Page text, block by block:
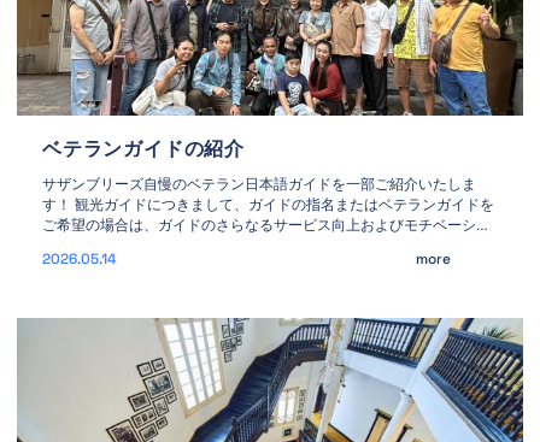
ベテランガイドの紹介
サザンブリーズ自慢のベテラン日本語ガイドを一部ご紹介いたしま
す！ 観光ガイドにつきまして、ガイドの指名またはベテランガイドを
ご希望の場合は、ガイドのさらなるサービス向上およびモチベーショ
ご利用される場合は、3,000円の指名料を
2026.05.14 more